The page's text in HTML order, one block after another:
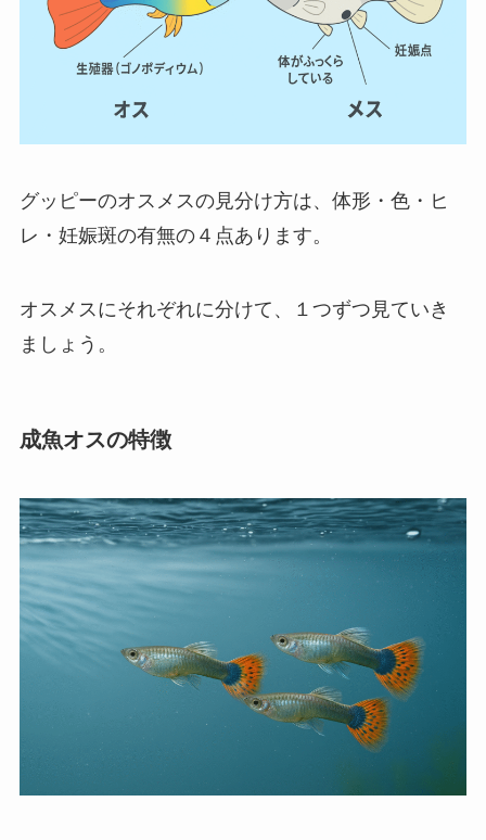
グッピーのオスメスの見分け方は、体形・色・ヒ
レ・妊娠斑の有無の４点あります。
オスメスにそれぞれに分けて、１つずつ見ていき
ましょう。
成魚オスの特徴